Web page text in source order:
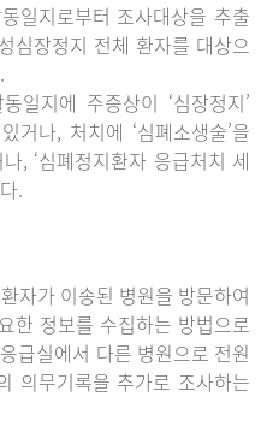
일지로부터 조사대상을 추출
심장정지 전체 환자를 대상으
일지에 주증상이 ‘심장정지’
거나, 처치에 ‘심폐소생술’을
, ‘심폐정지환자 응급처치 세
.
자가 이송된 병원을 방문하여
한 정보를 수집하는 방법으로
급실에서 다른 병원으로 전원
의무기록을 추가로 조사하는